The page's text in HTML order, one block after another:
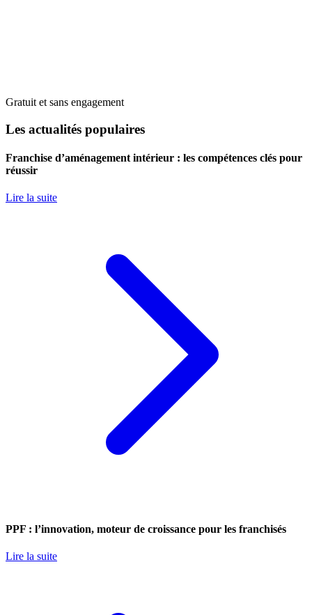
Gratuit et sans engagement
Les actualités populaires
Franchise d’aménagement intérieur : les compétences clés pour
réussir
Lire la suite
PPF : l’innovation, moteur de croissance pour les franchisés
Lire la suite